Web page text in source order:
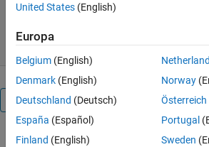
136 Descargas
0,00/5
Visión general
United States (English)
Europa
Belgium (English)
Denmark (English)
Deutschland (Deutsch)
España (Español)
Finland (English)
Norway
Österreich
Portugal
Sweden